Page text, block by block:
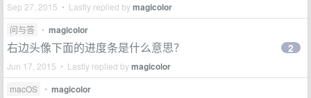
Sep 27, 2015 • Lastly replied bymagicolor
问与答 • magicolor
右边头像下面的进度条是什么意思？
Jun 17, 2015 • Lastly replied bymagicolor
2
macOS • magicolor